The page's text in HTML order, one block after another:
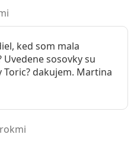
ked som mala
sosovky su
dakujem. Martina